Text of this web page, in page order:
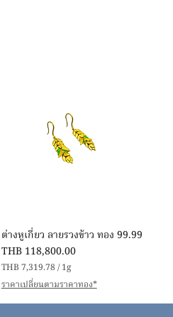
快速瀏覽
ต่างหูเกี่ยว ลายรวงข้าว ทอง 99.99
價格
THB 118,800.00
THB 7,319.78 /1g
每
1
公
ราคาเปลี่ยนตามราคาทอง*